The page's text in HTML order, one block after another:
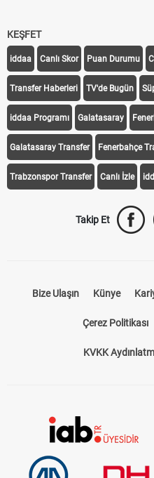
KEŞFET
iddaa Canlı Skor Puan Durumu
Transfer Haberleri TV'de Bugün
iddaa Programı Galatasaray
Galatasaray Transfer Fenerbahçe
Canlı İzle
Künye
Çerez Politikası